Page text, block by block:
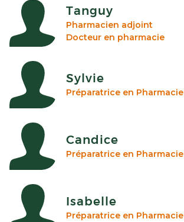
Tanguy
Pharmacien adjoint
Docteur en pharmacie
Sylvie
Préparatrice en Pharmacie
Candice
Préparatrice en Pharmacie
Isabelle
Préparatrice en Pharmacie